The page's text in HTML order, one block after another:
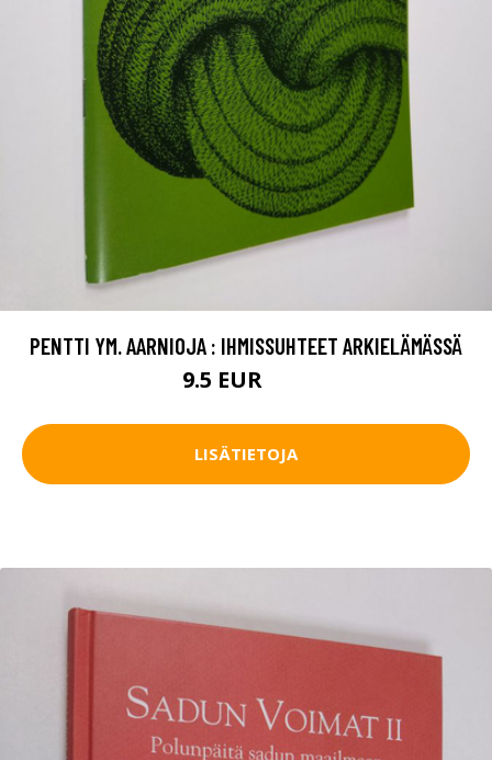
PENTTI YM. AARNIOJA : IHMISSUHTEET ARKIELÄMÄSSÄ
9.5 EUR
LISÄTIETOJA